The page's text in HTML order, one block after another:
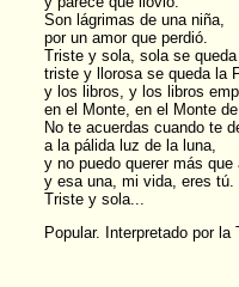
Son lágrimas de una niña,
por un amor que perdió.
Triste y sola, sola se
triste y llorosa se queda la
y los libros, y los libros
en el Monte, en el Monte
No te acuerdas cuando te
a la pálida luz de la luna,
y no puedo querer más que
y esa una, mi vida, eres tú.
Triste y sola...
Popular. Interpretado por la